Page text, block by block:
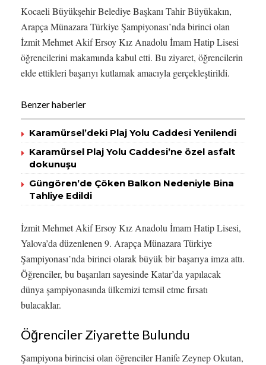
Kocaeli Büyükşehir Belediye Başkanı Tahir Büyükakın,
Arapça Münazara Türkiye Şampiyonası’nda birinci olan
İzmit Mehmet Akif Ersoy Kız Anadolu İmam Hatip Lisesi
öğrencilerini makamında kabul etti. Bu ziyaret, öğrencilerin
elde ettikleri başarıyı kutlamak amacıyla gerçekleştirildi.
Benzer haberler
Karamürsel’deki Plaj Yolu Caddesi Yenilendi
Karamürsel Plaj Yolu Caddesi’ne özel asfalt
dokunuşu
Güngören’de Çöken Balkon Nedeniyle Bina
Tahliye Edildi
İzmit Mehmet Akif Ersoy Kız Anadolu İmam Hatip Lisesi,
Yalova’da düzenlenen 9. Arapça Münazara Türkiye
Şampiyonası’nda birinci olarak büyük bir başarıya imza attı.
Öğrenciler, bu başarıları sayesinde Katar’da yapılacak
dünya şampiyonasında ülkemizi temsil etme fırsatı
bulacaklar.
Öğrenciler Ziyarette Bulundu
Şampiyona birincisi olan öğrenciler Hanife Zeynep Okutan,